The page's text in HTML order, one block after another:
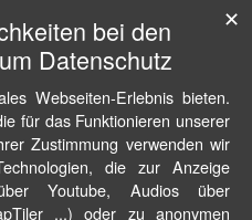
bei den
Datenschutz
Webseiten-Erlebnis bieten.
für das Funktionieren unserer
Zustimmung verwenden wir
die zur Anzeige
Youtube, Audios über
...) oder zu anonymen
✕